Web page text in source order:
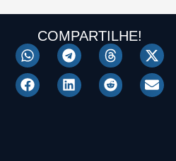
COMPARTILHE!